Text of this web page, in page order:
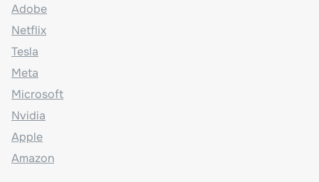
Adobe
Netflix
Tesla
Meta
Microsoft
Nvidia
Apple
Amazon